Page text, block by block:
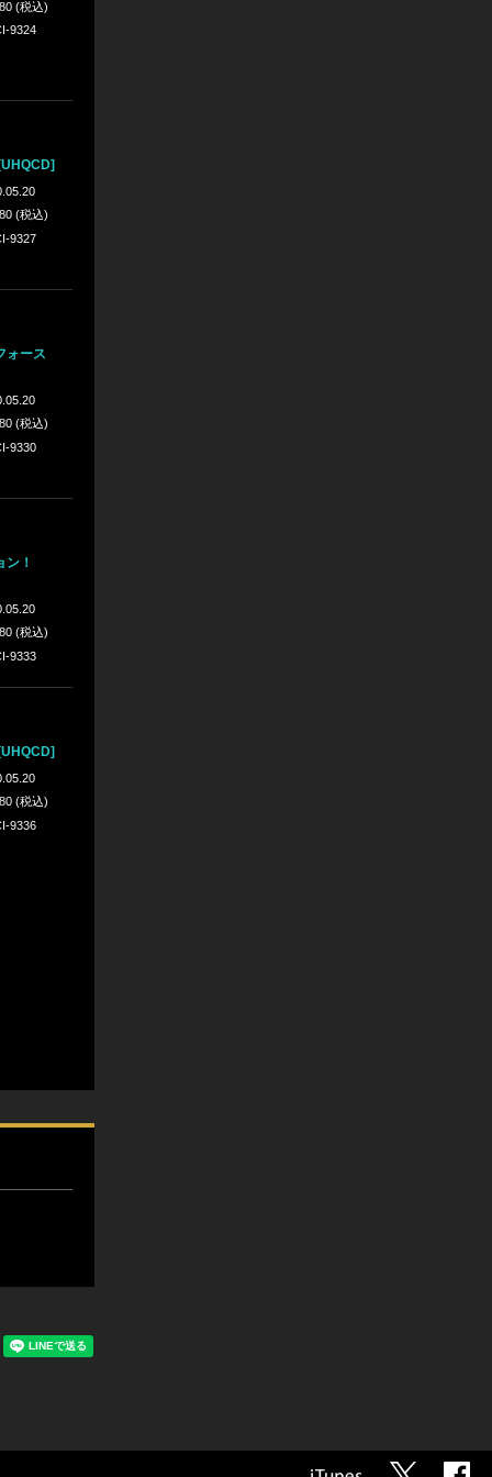
(税込)
9324
(税込)
9327
ォース
(税込)
9330
！
(税込)
9333
(税込)
9336